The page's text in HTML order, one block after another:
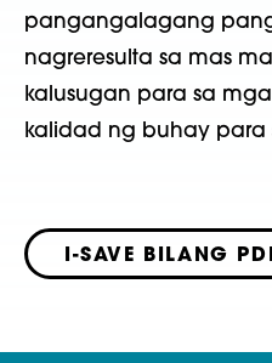
pangangalagang
nagreresulta sa mas
kalusugan para sa
kalidad ng buhay
I-SAVE BILANG